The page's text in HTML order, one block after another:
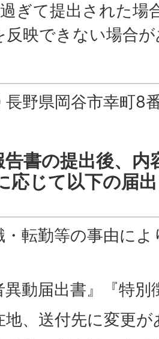
ぎて提出された場
反映できない場合
野県岡谷市幸町8
告書の提出後、内
応じて以下の届
・転勤等の事由に
異動届出書』『特
地、送付先に変更が